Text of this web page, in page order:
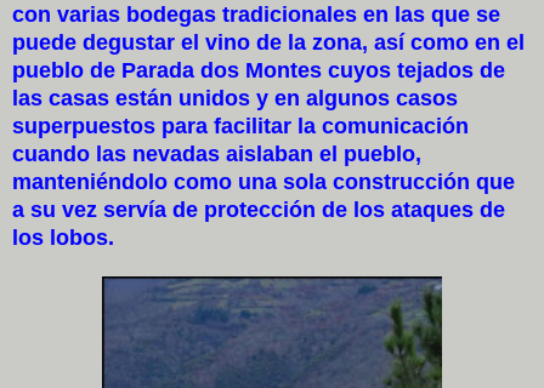
con varias bodegas tradicionales en las que se
puede degustar el vino de la zona, así como en el
pueblo de Parada dos Montes cuyos tejados de
las casas están unidos y en algunos casos
superpuestos para facilitar la comunicación
cuando las nevadas aislaban el pueblo,
manteniéndolo como una sola construcción que
a su vez servía de protección de los ataques de
los lobos.